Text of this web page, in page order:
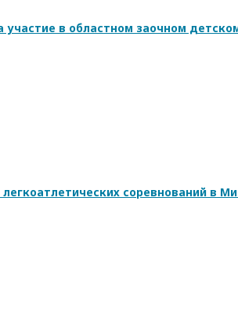
в областном заочном
соревнований в